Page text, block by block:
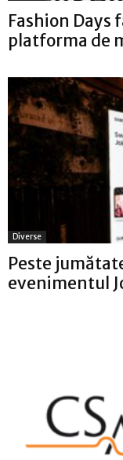
Fashion Days
platforma de
Diverse
Peste
evenimentul